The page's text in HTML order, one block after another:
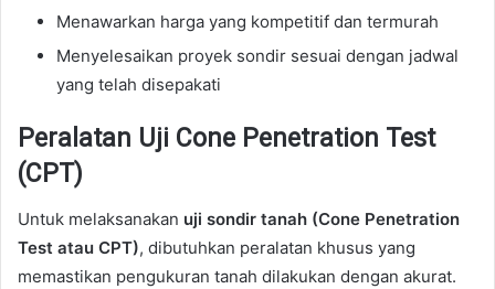
Menawarkan harga yang kompetitif dan termurah
Menyelesaikan proyek sondir sesuai dengan jadwal
yang telah disepakati
Peralatan Uji Cone Penetration Test
(CPT)
Untuk melaksanakan uji sondir tanah (Cone Penetration
Test atau CPT), dibutuhkan peralatan khusus yang
memastikan pengukuran tanah dilakukan dengan akurat.